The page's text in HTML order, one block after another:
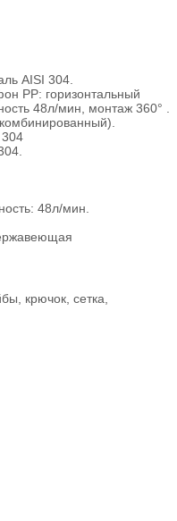
AISI 304.
РР: горизонтальный
48л/мин, монтаж 360° .
48л/мин.
крючок, сетка,